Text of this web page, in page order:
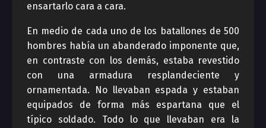
ensartarlo cara a cara.
En medio de cada uno de los batallones de 500
hombres había un abanderado imponente que,
en contraste con los demás, estaba revestido
con una armadura resplandeciente y
ornamentada. No llevaban espada y estaban
equipados de forma más espartana que el
típico soldado. Todo lo que llevaban era la